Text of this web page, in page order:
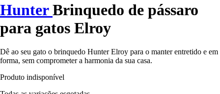
HunterBrinquedo de pássaro
para gatos Elroy
Dê ao seu gato o brinquedo Hunter Elroy para o manter entretido e em
forma, sem comprometer a harmonia da sua casa.
Produto indisponível